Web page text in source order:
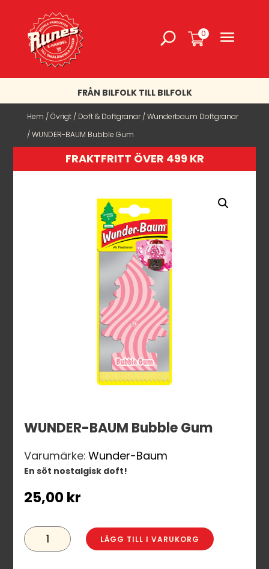
0
FRÅN BILFOLK TILL BILFOLK
Hem /Övrigt/ Doft & Doftgranar/Wunderbaum Doftgranar
/ WUNDER-BAUM Bubble Gum
FRAKTFRITT ÖVER 499 KR
WUNDER-BAUM Bubble Gum
Varumärke: Wunder-Baum
En söt nostalgisk doft!
25,00 kr
WUNDER-
BAUM
BUBBLE
GUM
LÄGG TILL I VARUKORG